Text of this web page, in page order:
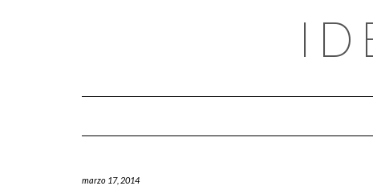
marzo 17, 2014